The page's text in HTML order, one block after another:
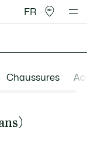
FR
Chaussures